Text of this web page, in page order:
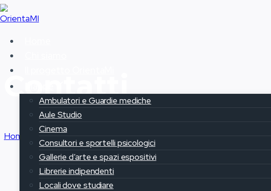
Salta
al
contenuto
Ambulatori e Guardie mediche
Aule Studio
Cinema
Consultori e sportelli psicologici
Gallerie d’arte e spazi espositivi
Librerie indipendenti
Locali dove studiare
Contatti
Home Contatti